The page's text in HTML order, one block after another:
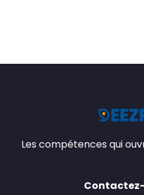
Les compétences qui